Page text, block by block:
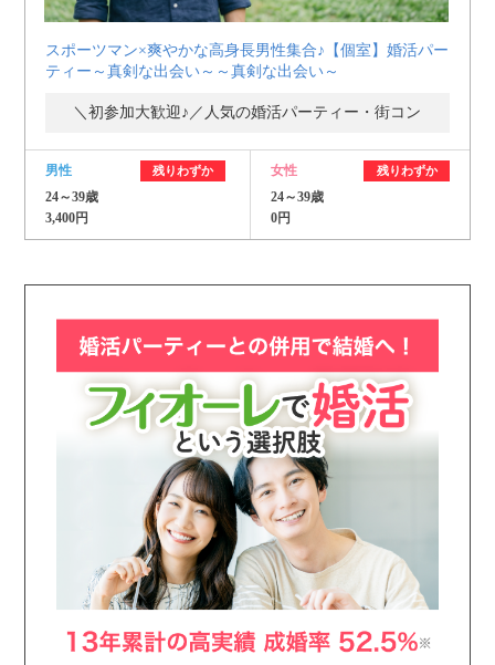
スポーツマン×爽やかな高身長男性集合♪【個室】婚活パー
ティー～真剣な出会い～～真剣な出会い～
＼初参加大歓迎♪／人気の婚活パーティー・街コン
男性 残りわずか
24～39歳
3,400円
女性 残りわずか
24～39歳
0円